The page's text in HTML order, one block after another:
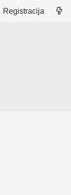
Registracija